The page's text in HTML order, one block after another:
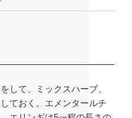
して、ミックスハーブ、
ておく。エメンタールチ